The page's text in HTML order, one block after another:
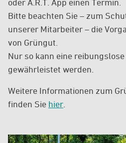
oder A.R.T. App einen Termin.
Bitte beachten Sie – zum
unserer Mitarbeiter – die
von Grüngut.
Nur so kann eine
gewährleistet werden.
Weitere Informationen zum
finden Sie hier